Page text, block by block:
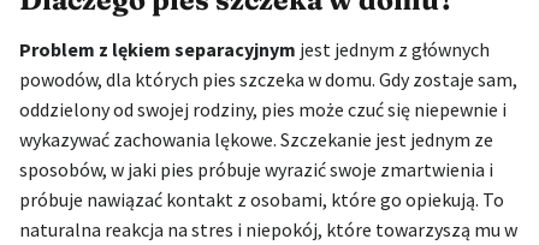
Problem z lękiem separacyjnym jest jednym z głównych
powodów, dla których pies szczeka w domu. Gdy zostaje sam,
oddzielony od swojej rodziny, pies może czuć się niepewnie i
wykazywać zachowania lękowe. Szczekanie jest jednym ze
sposobów, w jaki pies próbuje wyrazić swoje zmartwienia i
próbuje nawiązać kontakt z osobami, które go opiekują. To
naturalna reakcja na stres i niepokój, które towarzyszą mu w